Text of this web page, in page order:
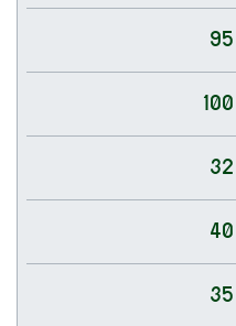
95
100
32
40
35